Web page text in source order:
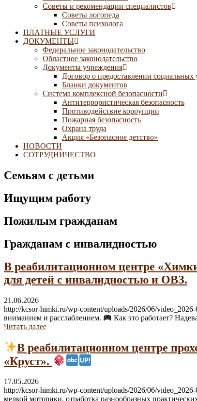
Советы и рекомендации специалистов
Советы логопеда
Советы психолога
ПЛАТНЫЕ УСЛУГИ
ДОКУМЕНТЫ
Федеральное законодательство
Областное законодательство
Документы учреждения
Договор о предоставлении
Бланки документов
Система комплексной безопасности
Антитеррористическая безопасность
Противодействие коррупции
Пожарная безопасность
Охрана труда
Акция «Безопасное детство»
НОВОСТИ
СОТРУДНИЧЕСТВО
Семьям с детьми
Ищущим работу
Пожилым гражданам
Гражданам с инвалидностью
В реабилитационном центре
для детей с инвалидностью и ОВЗ.
21.06.2026
http://kcsor-himki.ru/wp-content/uploads/2026/06/
вниманием и расслаблением.
Как это работает?
Читать далее
В реабилитационном центре
«Круст».
17.05.2026
http://kcsor-himki.ru/wp-content/uploads/2026/06/
мелкой моторики, отработка разнообразных